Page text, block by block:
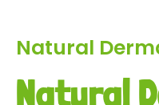
Natural
Natural